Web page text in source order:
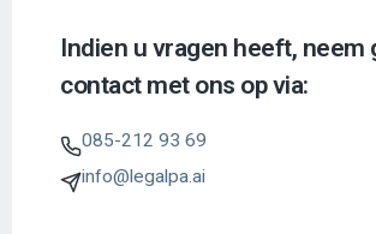
Indien u vragen heeft, neem
contact met ons op via:
085-212 93 69
info@legalpa.ai